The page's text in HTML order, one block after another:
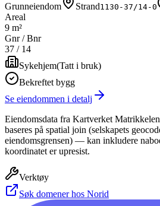
Grunneiendom
Strand1130-37/14-0
Areal
9 m²
Gnr / Bnr
37 / 14
Sykehjem(Tatt i bruk)
Bekreftet bygg
Se eiendommen i detalj
Eiendomsdata fra Kartverket
baseres på spatial join (selskapets
eiendomsgrensen) — kan inkludere
koordinatet er upresist.
Verktøy
Søk domener hos Norid